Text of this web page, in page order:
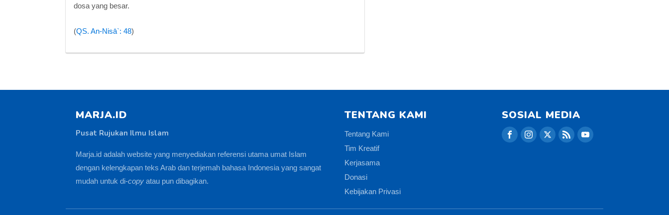
dosa yang besar.
(QS. An-Nisā`: 48)
MARJA.ID
Pusat Rujukan Ilmu Islam
Marja.id adalah website yang menyediakan referensi utama umat Islam
dengan kelengkapan teks Arab dan terjemah bahasa Indonesia yang sangat
mudah untuk di-copy atau pun dibagikan.
TENTANG KAMI
Tentang Kami
Tim Kreatif
Kerjasama
Donasi
Kebijakan Privasi
SOSIAL MEDIA